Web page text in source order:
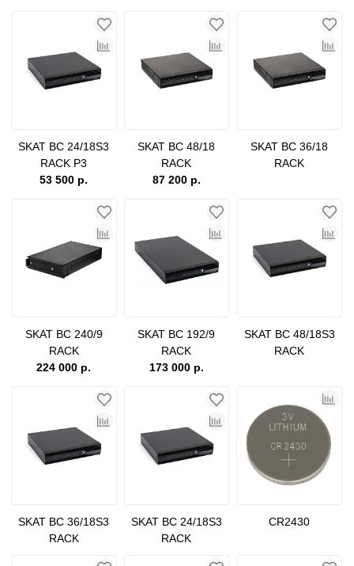
SKAT BC 24/18S3
RACK P3
53 500 р.
SKAT BC 48/18
RACK
87 200 р.
SKAT BC 36/18
RACK
SKAT BC 240/9
RACK
224 000 р.
SKAT BC 192/9
RACK
173 000 р.
SKAT BC 48/18S3
RACK
SKAT BC 36/18S3
RACK
SKAT BC 24/18S3
RACK
CR2430